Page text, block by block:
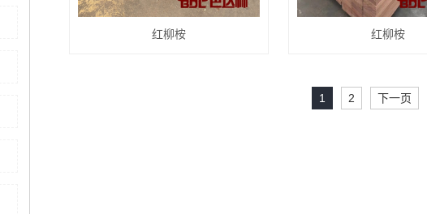
红柳桉 红柳桉
1 2 下一页